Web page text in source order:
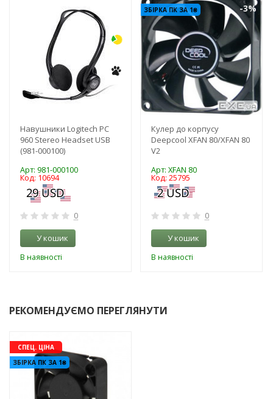
Навушники Logitech PC
960 Stereo Headset USB
(981-000100)
Арт: 981-000100
Код: 10694
0
У кошик
В наявності
ЗБІРКА ПК ЗА 1₴ -3%
Кулер до корпусу
Deepcool XFAN 80/XFAN 80
V2
Арт: XFAN 80
Код: 25795
0
У кошик
В наявності
РЕКОМЕНДУЄМО ПЕРЕГЛЯНУТИ
СПЕЦ. ЦІНА
ЗБІРКА ПК ЗА 1₴